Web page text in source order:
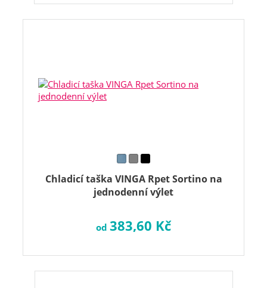
Chladicí taška VINGA Rpet Sortino na
jednodenní výlet
od 383,60 Kč